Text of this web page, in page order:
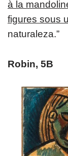
à la
figures sous
naturaleza.”
Robin, 5B